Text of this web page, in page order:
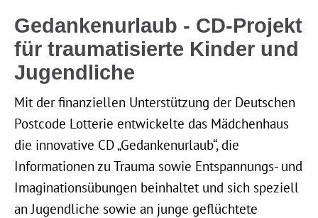
Gedankenurlaub - CD-Projekt
für traumatisierte Kinder und
Jugendliche
Mit der finanziellen Unterstützung der Deutschen
Postcode Lotterie entwickelte das Mädchenhaus
die innovative CD „Gedankenurlaub“, die
Informationen zu Trauma sowie Entspannungs- und
Imaginationsübungen beinhaltet und sich speziell
an Jugendliche sowie an junge geflüchtete